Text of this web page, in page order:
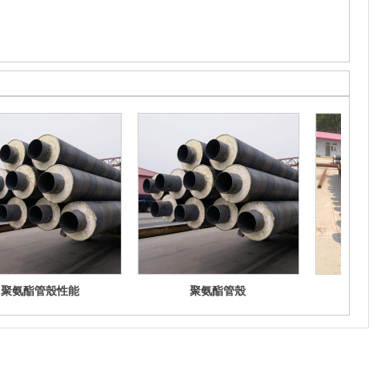
聚氨酯管殼性能 聚氨酯管殼